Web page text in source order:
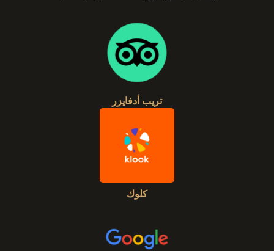
تريب أدفايزر
كلوك